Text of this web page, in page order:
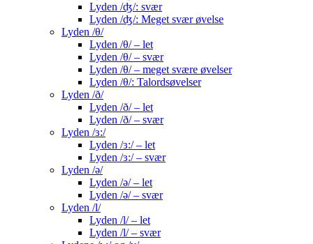
Lyden /ʤ/: svær
Lyden /ʤ/: Meget svær øvelse
Lyden /θ/
Lyden /θ/ – let
Lyden /θ/ – svær
Lyden /θ/ – meget svære øvelser
Lyden /θ/: Talordsøvelser
Lyden /ð/
Lyden /ð/ – let
Lyden /ð/ – svær
Lyden /ɜ:/
Lyden /ɜ:/ – let
Lyden /ɜ:/ – svær
Lyden /ə/
Lyden /ə/ – let
Lyden /ə/ – svær
Lyden /l/
Lyden /l/ – let
Lyden /l/ – svær